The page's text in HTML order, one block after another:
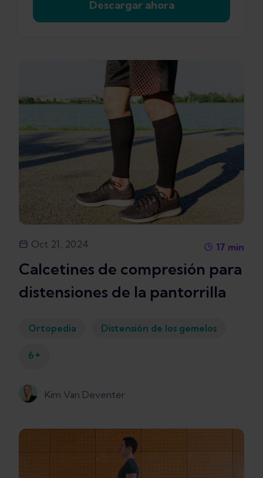
Descargar ahora
Oct 21, 2024 17 min
Calcetines de compresión para
distensiones de la pantorrilla
Ortopedia Distensión de los gemelos
6 +
Kim Van Deventer